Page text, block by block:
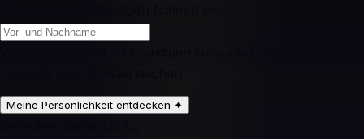
Meine Persönlichkeit entdecken ✦